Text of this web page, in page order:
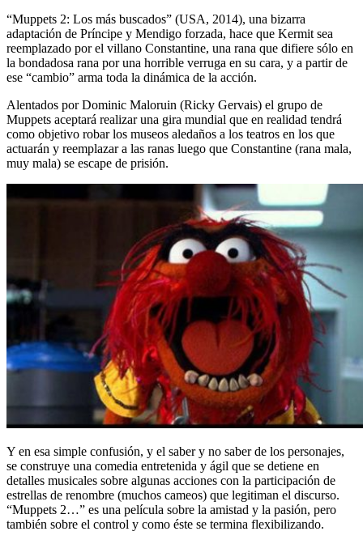
“Muppets 2: Los más buscados” (USA, 2014), una bizarra
adaptación de Príncipe y Mendigo forzada, hace que Kermit sea
reemplazado por el villano Constantine, una rana que difiere sólo en
la bondadosa rana por una horrible verruga en su cara, y a partir de
ese “cambio” arma toda la dinámica de la acción.
Alentados por Dominic Maloruin (Ricky Gervais) el grupo de
Muppets aceptará realizar una gira mundial que en realidad tendrá
como objetivo robar los museos aledaños a los teatros en los que
actuarán y reemplazar a las ranas luego que Constantine (rana mala,
muy mala) se escape de prisión.
Y en esa simple confusión, y el saber y no saber de los personajes,
se construye una comedia entretenida y ágil que se detiene en
detalles musicales sobre algunas acciones con la participación de
estrellas de renombre (muchos cameos) que legitiman el discurso.
“Muppets 2…” es una película sobre la amistad y la pasión, pero
también sobre el control y como éste se termina flexibilizando.